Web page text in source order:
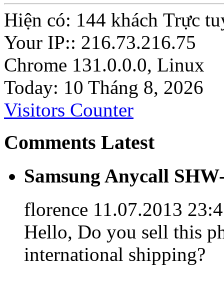
Hiện có: 144 khách Trực
Your IP:: 216.73.216.75
Chrome 131.0.0.0, Linux
Today: 10 Tháng 8, 2026
Visitors Counter
Comments Latest
Samsung Anycall
florence 11.07.2013
Hello, Do you sell this
international shipping?